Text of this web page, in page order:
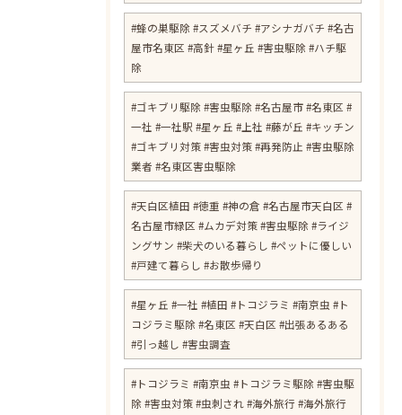
#蜂の巣駆除 #スズメバチ #アシナガバチ #名古
屋市名東区 #高針 #星ヶ丘 #害虫駆除 #ハチ駆
除
#ゴキブリ駆除 #害虫駆除 #名古屋市 #名東区 #
一社 #一社駅 #星ヶ丘 #上社 #藤が丘 #キッチン
#ゴキブリ対策 #害虫対策 #再発防止 #害虫駆除
業者 #名東区害虫駆除
#天白区植田 #徳重 #神の倉 #名古屋市天白区 #
名古屋市緑区 #ムカデ対策 #害虫駆除 #ライジ
ングサン #柴犬のいる暮らし #ペットに優しい
#戸建て暮らし #お散歩帰り
#星ヶ丘 #一社 #植田 #トコジラミ #南京虫 #ト
コジラミ駆除 #名東区 #天白区 #出張あるある
#引っ越し #害虫調査
#トコジラミ #南京虫 #トコジラミ駆除 #害虫駆
除 #害虫対策 #虫刺され #海外旅行 #海外旅行